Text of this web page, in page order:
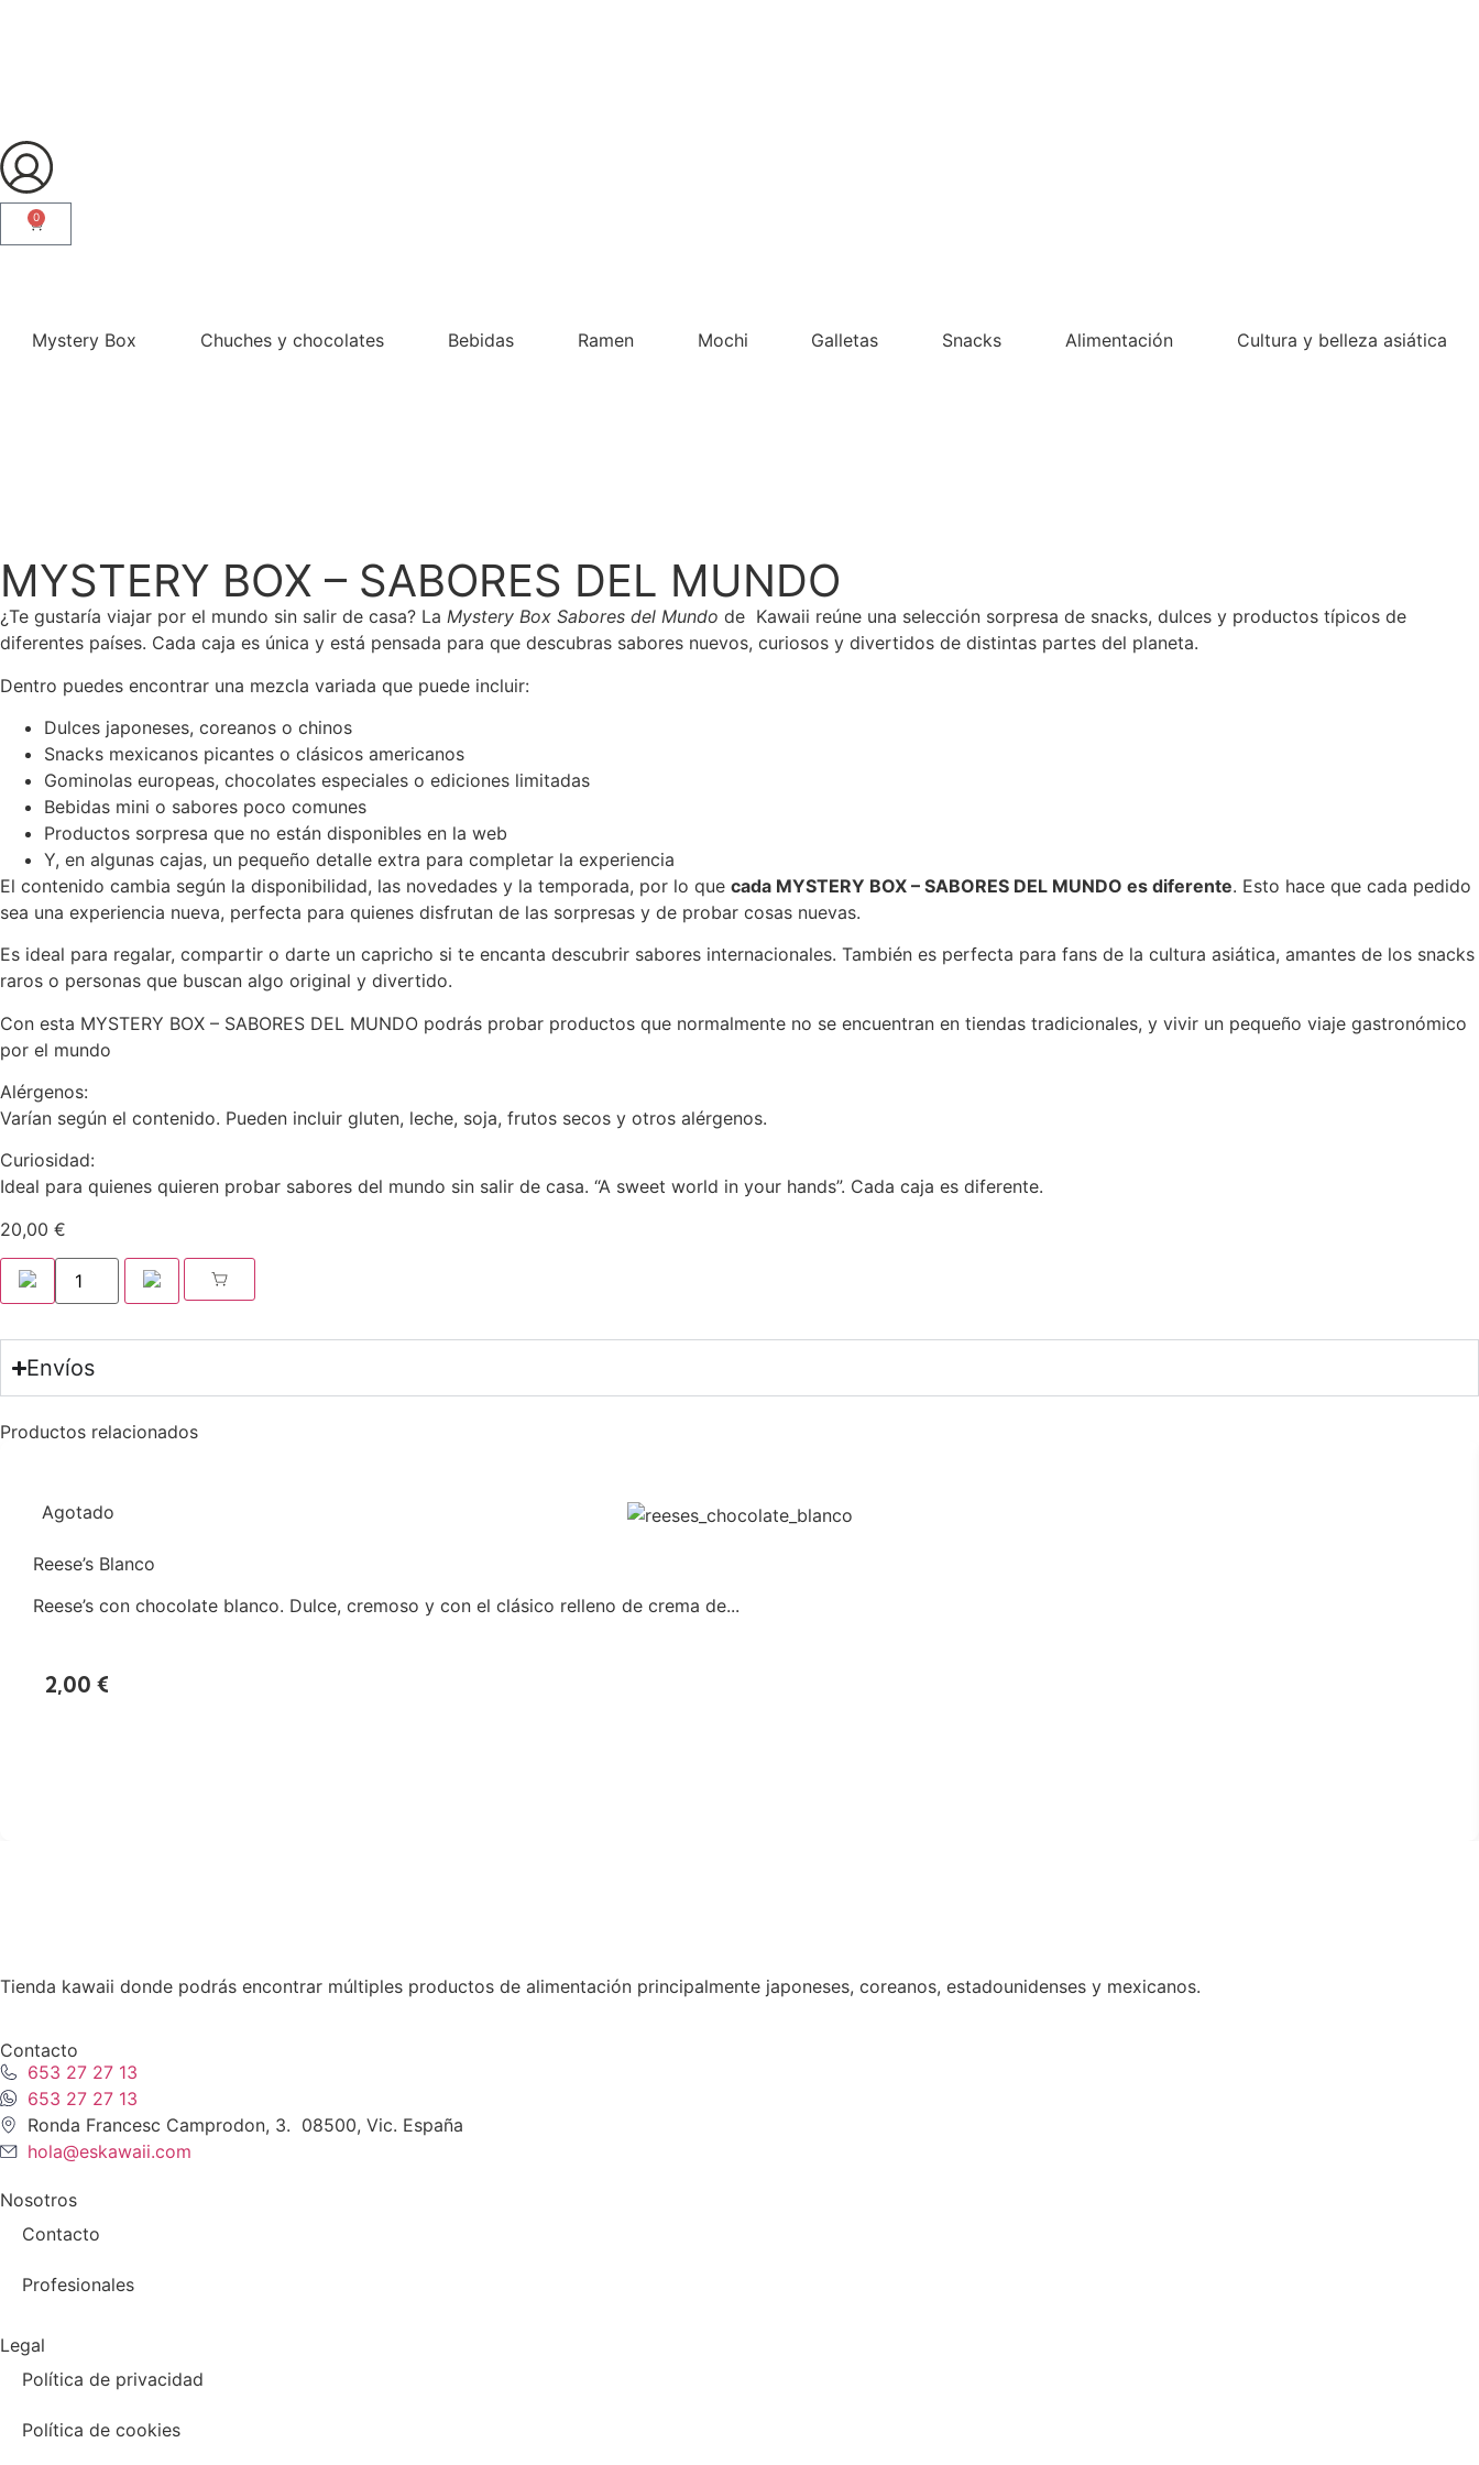
0
Mystery Box Chuches y chocolates Bebidas Ramen Mochi Galletas Snacks Alimentación Cultura y belleza asiática
MYSTERY BOX – SABORES DEL MUNDO
¿Te gustaría viajar por el mundo sin salir de casa? La Mystery Box Sabores del Mundo de Kawaii reúne una selección sorpresa de snacks, dulces y productos típicos de
diferentes países. Cada caja es única y está pensada para que descubras sabores nuevos, curiosos y divertidos de distintas partes del planeta.
Dentro puedes encontrar una mezcla variada que puede incluir:
Dulces japoneses, coreanos o chinos
Snacks mexicanos picantes o clásicos americanos
Gominolas europeas, chocolates especiales o ediciones limitadas
Bebidas mini o sabores poco comunes
Productos sorpresa que no están disponibles en la web
Y, en algunas cajas, un pequeño detalle extra para completar la experiencia
El contenido cambia según la disponibilidad, las novedades y la temporada, por lo que cada MYSTERY BOX – SABORES DEL MUNDO es diferente. Esto hace que cada pedido
sea una experiencia nueva, perfecta para quienes disfrutan de las sorpresas y de probar cosas nuevas.
Es ideal para regalar, compartir o darte un capricho si te encanta descubrir sabores internacionales. También es perfecta para fans de la cultura asiática, amantes de los snacks
raros o personas que buscan algo original y divertido.
Con esta MYSTERY BOX – SABORES DEL MUNDO podrás probar productos que normalmente no se encuentran en tiendas tradicionales, y vivir un pequeño viaje gastronómico
por el mundo
Alérgenos:
Varían según el contenido. Pueden incluir gluten, leche, soja, frutos secos y otros alérgenos.
Curiosidad:
Ideal para quienes quieren probar sabores del mundo sin salir de casa. “A sweet world in your hands”. Cada caja es diferente.
20,00 €
Envíos
Productos relacionados
Agotado
Reese’s Blanco
Reese’s con chocolate blanco. Dulce, cremoso y con el clásico relleno de crema de...
2,00 €
Tienda kawaii donde podrás encontrar múltiples productos de alimentación principalmente japoneses, coreanos, estadounidenses y mexicanos.
Contacto
653 27 27 13
653 27 27 13
Ronda Francesc Camprodon, 3. 08500, Vic. España
hola@eskawaii.com
Nosotros
Contacto
Profesionales
Legal
Política de privacidad
Política de cookies